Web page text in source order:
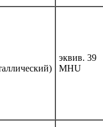
эквив. 39
MHU